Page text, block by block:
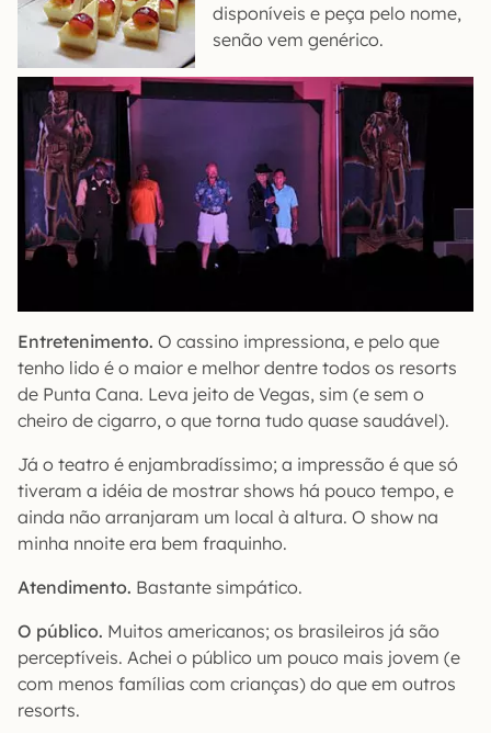
disponíveis e peça pelo nome,
senão vem genérico.
Entretenimento. O cassino impressiona, e pelo que
tenho lido é o maior e melhor dentre todos os resorts
de Punta Cana. Leva jeito de Vegas, sim (e sem o
cheiro de cigarro, o que torna tudo quase saudável).
Já o teatro é enjambradíssimo; a impressão é que só
tiveram a idéia de mostrar shows há pouco tempo, e
ainda não arranjaram um local à altura. O show na
minha nnoite era bem fraquinho.
Atendimento. Bastante simpático.
O público. Muitos americanos; os brasileiros já são
perceptíveis. Achei o público um pouco mais jovem (e
com menos famílias com crianças) do que em outros
resorts.